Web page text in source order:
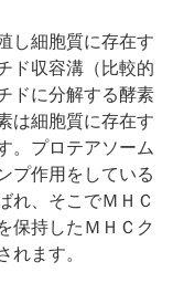
し細胞質に存在す
ド収容溝（比較的
ドに分解する酵素
は細胞質に存在す
。プロテアソーム
プ作用をしている
れ、そこでＭＨＣ
保持したＭＨＣク
ます。